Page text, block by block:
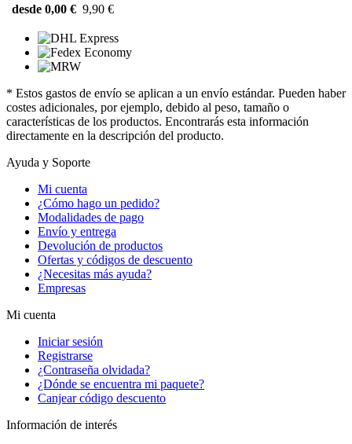
desde 0,00 € 9,90 €
* Estos gastos de envío se aplican a un envío estándar. Pueden haber
costes adicionales, por ejemplo, debido al peso, tamaño o
características de los productos. Encontrarás esta información
directamente en la descripción del producto.
Ayuda y Soporte
Mi cuenta
¿Cómo hago un pedido?
Modalidades de pago
Envío y entrega
Devolución de productos
Ofertas y códigos de descuento
¿Necesitas más ayuda?
Empresas
Mi cuenta
Iniciar sesión
Registrarse
¿Contraseña olvidada?
¿Dónde se encuentra mi paquete?
Canjear código descuento
Información de interés